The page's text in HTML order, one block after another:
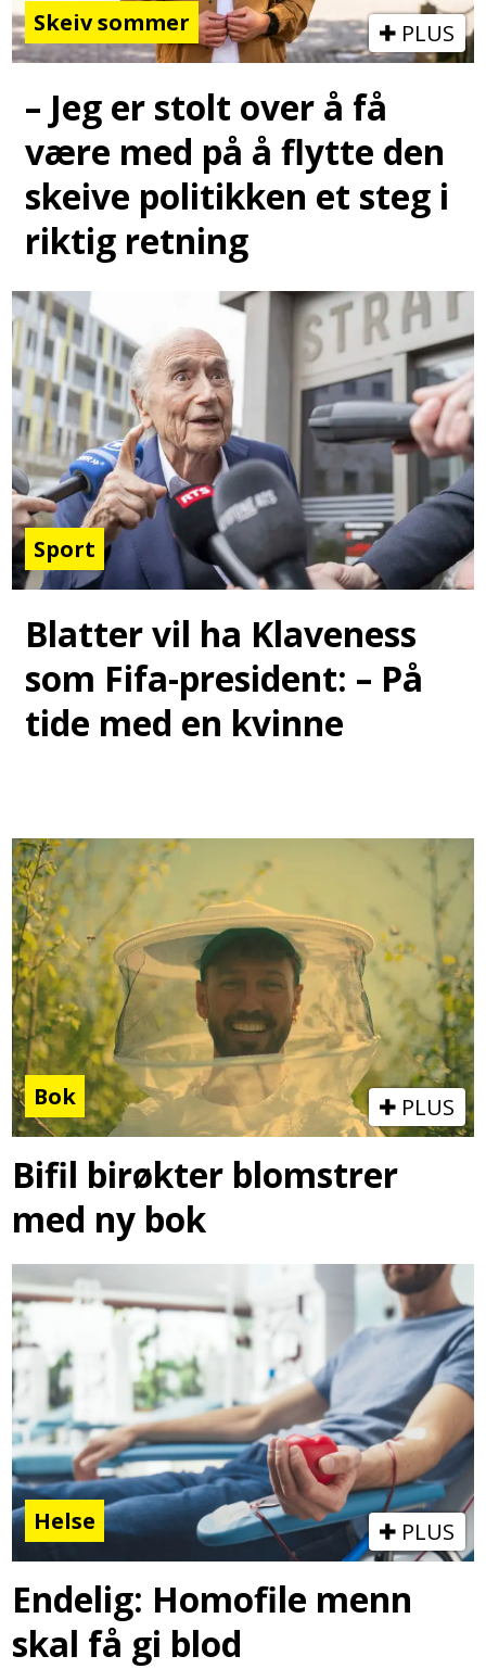
Skeiv sommer PLUS
– Jeg er stolt over å få
være med på å flytte den
skeive politikken et steg i
riktig retning
Sport
Blatter vil ha Klaveness
som Fifa-president: – På
tide med en kvinne
Bok PLUS
Bifil birøkter blomstrer
med ny bok
Helse PLUS
Endelig: Homofile menn
skal få gi blod